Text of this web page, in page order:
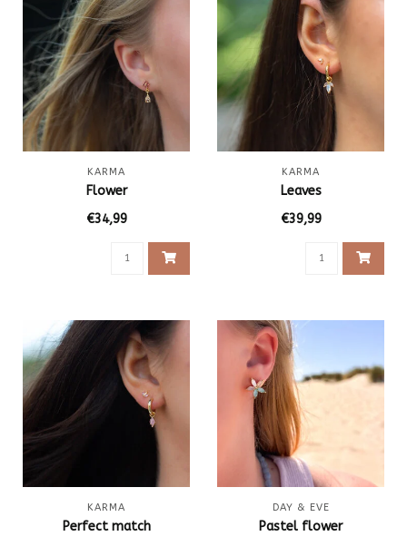
KARMA
Flower
€34,99
KARMA
Leaves
€39,99
KARMA
Perfect match
DAY & EVE
Pastel flower